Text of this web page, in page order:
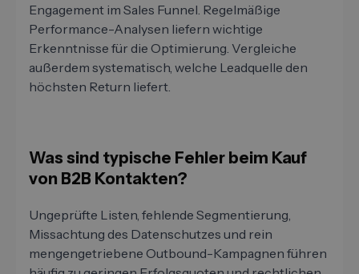
Engagement im Sales Funnel. Regelmäßige
Performance-Analysen liefern wichtige
Erkenntnisse für die Optimierung. Vergleiche
außerdem systematisch, welche Leadquelle den
höchsten Return liefert.
Was sind typische Fehler beim Kauf
von B2B Kontakten?
Ungeprüfte Listen, fehlende Segmentierung,
Missachtung des Datenschutzes und rein
mengengetriebene Outbound-Kampagnen führen